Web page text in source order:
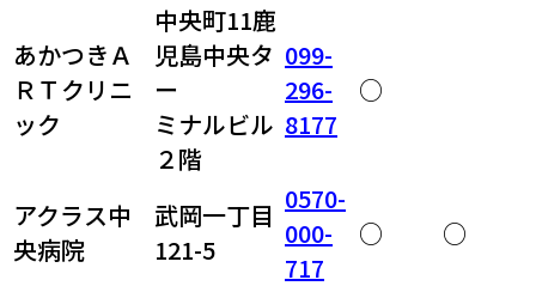
あかつきＡ
ＲＴクリニ
ック
中央町11鹿
児島中央タ
ー
ミナルビル
２階
099-
296-
8177
○
アクラス中
央病院
武岡一丁目
121-5
0570-
000-
717
○ ○